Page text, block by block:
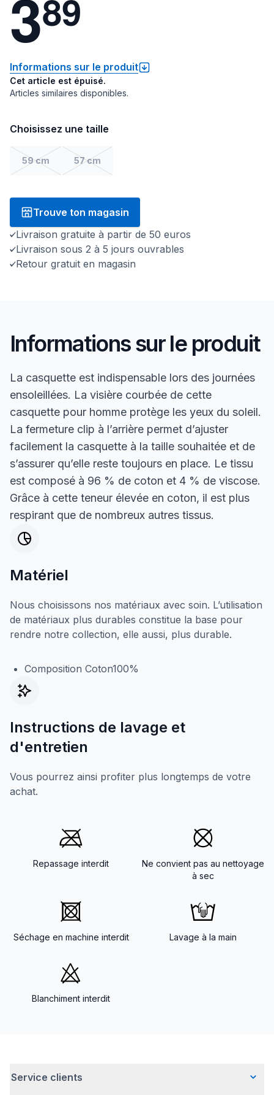
389
Informations sur le produit
Cet article est épuisé.
Articles similaires disponibles.
Choisissez une taille
59 cm 57 cm
Trouve ton magasin
Livraison gratuite à partir de 50 euros
Livraison sous 2 à 5 jours ouvrables
Retour gratuit en magasin
Informations sur le produit
La casquette est indispensable lors des journées
ensoleillées. La visière courbée de cette
casquette pour homme protège les yeux du soleil.
La fermeture clip à l’arrière permet d’ajuster
facilement la casquette à la taille souhaitée et de
s’assurer qu’elle reste toujours en place. Le tissu
est composé à 96 % de coton et 4 % de viscose.
Grâce à cette teneur élevée en coton, il est plus
respirant que de nombreux autres tissus.
Matériel
Nous choisissons nos matériaux avec soin. L’utilisation
de matériaux plus durables constitue la base pour
rendre notre collection, elle aussi, plus durable.
Composition Coton100%
Instructions de lavage et
d'entretien
Vous pourrez ainsi profiter plus longtemps de votre
achat.
Repassage interdit
Ne convient pas au nettoyage
à sec
Séchage en machine interdit Lavage à la main
Blanchiment interdit
Service clients